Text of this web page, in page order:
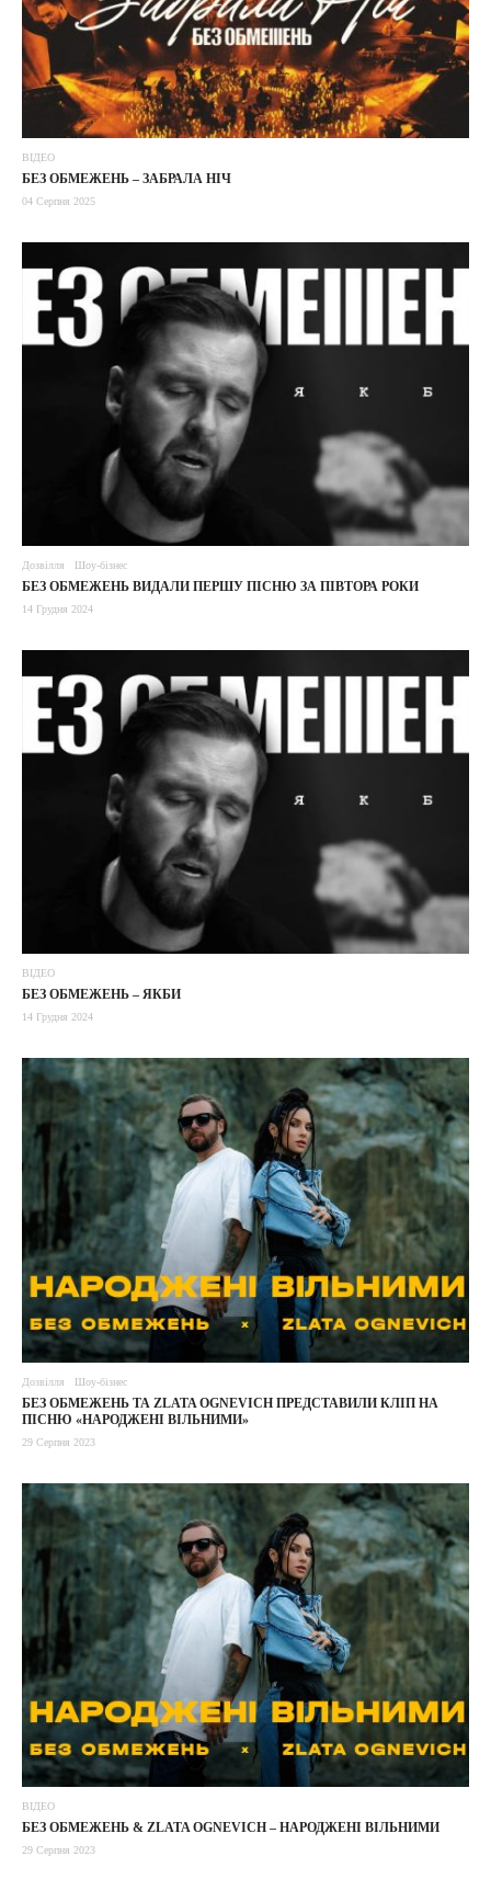
ВІДЕО
БЕЗ ОБМЕЖЕНЬ – ЗАБРАЛА НІЧ
04 Серпня 2025
Дозвілля Шоу-бізнес
БЕЗ ОБМЕЖЕНЬ ВИДАЛИ ПЕРШУ ПІСНЮ ЗА ПІВТОРА РОКИ
14 Грудня 2024
ВІДЕО
БЕЗ ОБМЕЖЕНЬ – ЯКБИ
14 Грудня 2024
Дозвілля Шоу-бізнес
БЕЗ ОБМЕЖЕНЬ ТА ZLATA OGNEVICH ПРЕДСТАВИЛИ КЛІП НА
ПІСНЮ «НАРОДЖЕНІ ВІЛЬНИМИ»
29 Серпня 2023
ВІДЕО
БЕЗ ОБМЕЖЕНЬ & ZLATA OGNEVICH – НАРОДЖЕНІ ВІЛЬНИМИ
29 Серпня 2023